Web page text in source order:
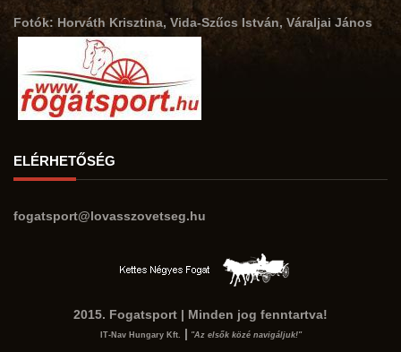
Fotók: Horváth Krisztina, Vida-Szűcs István, Váraljai János
ELÉRHETŐSÉG
fogatsport@lovasszovetseg.hu
2015. Fogatsport | Minden jog fenntartva!
IT-Nav Hungary Kft. | "Az elsők közé navigáljuk!"